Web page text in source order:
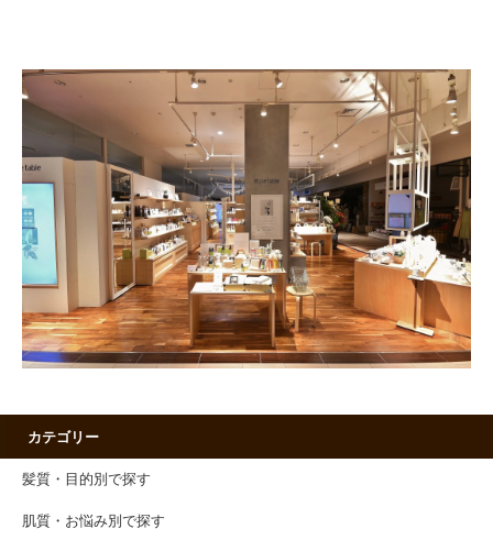
カテゴリー
髪質・目的別で探す
肌質・お悩み別で探す